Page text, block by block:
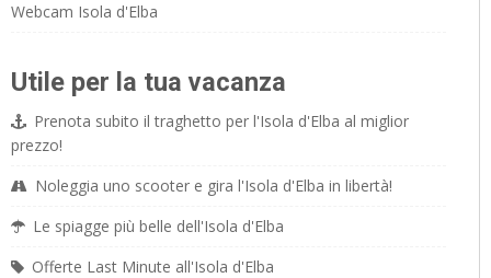
Webcam Isola d'Elba
Utile per la tua vacanza
Prenota subito il traghetto per l'Isola d'Elba al miglior
prezzo!
Noleggia uno scooter e gira l'Isola d'Elba in libertà!
Le spiagge più belle dell'Isola d'Elba
Offerte Last Minute all'Isola d'Elba